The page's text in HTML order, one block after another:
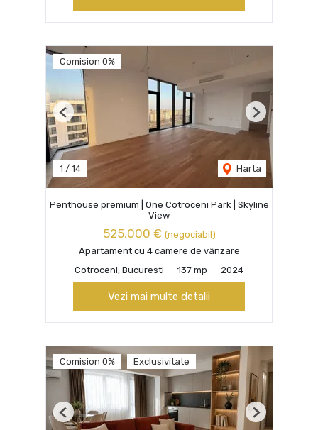
Comision 0%
1 / 14 Harta
Previous Next
Penthouse premium | One Cotroceni Park | Skyline
View
525,000 € (negociabil)
Apartament cu 4 camere de vânzare
Cotroceni, Bucuresti
137 mp 2024
Vezi mai multe detalii
Comision 0% Exclusivitate
Previous Next